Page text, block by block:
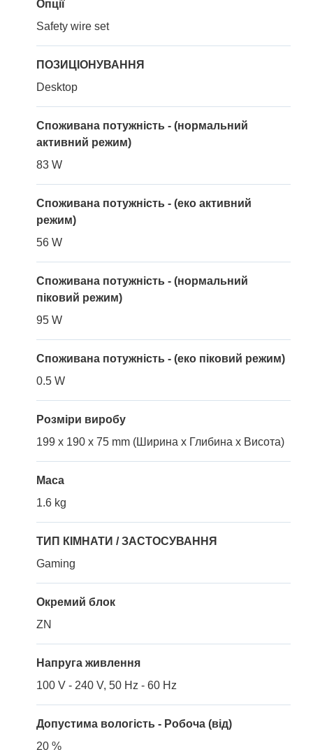
Опції
Safety wire set
ПОЗИЦІОНУВАННЯ
Desktop
Споживана потужність - (нормальний
активний режим)
83 W
Споживана потужність - (еко активний
режим)
56 W
Споживана потужність - (нормальний
піковий режим)
95 W
Споживана потужність - (еко піковий режим)
0.5 W
Розміри виробу
199 x 190 x 75 mm (Ширина x Глибина x Висота)
Маса
1.6 kg
ТИП КІМНАТИ / ЗАСТОСУВАННЯ
Gaming
Окремий блок
ZN
Напруга живлення
100 V - 240 V, 50 Hz - 60 Hz
Допустима вологість - Робоча (від)
20 %